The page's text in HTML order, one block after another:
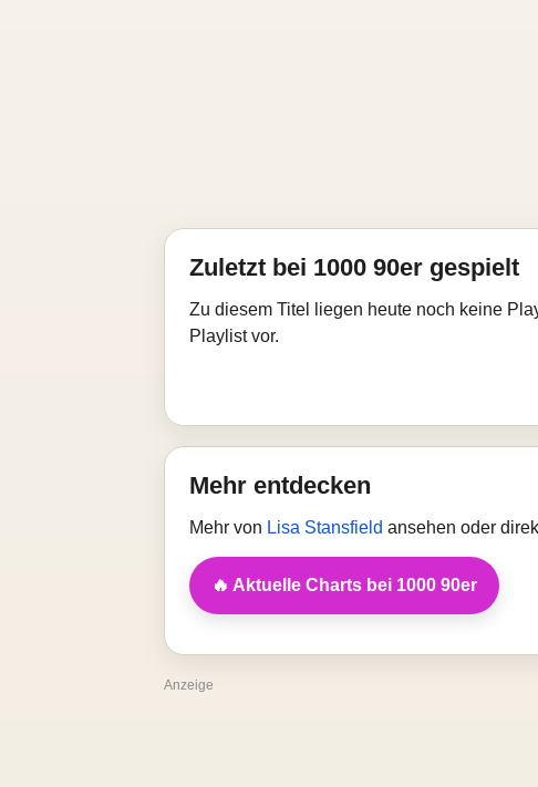
Zuletzt bei 1000 90er gespielt
Zu diesem Titel liegen heute noch keine
Playlist vor.
Mehr entdecken
Mehr von Lisa Stansfield ansehen oder
🔥 Aktuelle Charts bei 1000 90er
Anzeige